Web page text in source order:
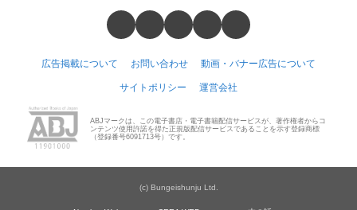
広告掲載について お問い合わせ 動画・バナー広告について
サイトポリシー 運営会社
ABJマークは、この電子書店・電子書籍配信サービスが、著作権者からコ
ンテンツ使用許諾を得た正規版配信サービスであることを示す登録商標
（登録番号6091713号）です。
(c) Bungeishunju Ltd.